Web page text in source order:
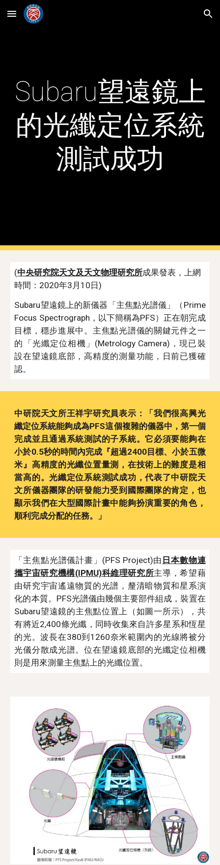
Skip to main content Skip to navigation
Subaru望遠鏡上
的光纖定位系統
測試成功
(中央研究院天文及天文物理研究所成果發表，上網
時間：2020年3月10日)
Subaru望遠鏡上的新儀器「主焦點光譜儀」（Prime
Focus Spectrograph，以下簡稱為PFS）正在朝完成
目標，穩步進展中。主焦點光譜儀的關鍵元件之一
的「光纖定位相機」(Metrology Camera)，現已裝
設在望遠鏡底部，高精度的測量功能，日前已獲確
認。
中研院天文所王祥宇研究員表示：「我們很高興光
纖定位系統能夠成為PFS這個複雜的儀器中，第一個
完成並且通過系統測試的子系統。它必須要能夠在
小於0.5秒的時間內完成『超過2400目標、小於五微
米』高精度的光纖位置量測，在技術上的難度是相
當高的。光纖定位系統測試成功，代表了中研院天
文所儀器團隊的研發能力受到國際團隊的肯定，也
顯示我們在大型國際計畫中能夠扮演重要的角色，
順利完成分配的任務。」
「主焦點光譜儀計畫」(PFS Project)由 日本數物連
攜宇宙研究機構(IPMU)科維理研究所主導，希望藉
由研究宇宙遙遠物質的光譜，釐清暗物質和星系演
化的本質。PFS光譜儀由幾個主要部件組成，裝置在
Subaru望遠鏡的主焦點位置上（如圖一所示），共
有將近2,400條光纖，同時收集來自許多星系和恆星
的光。波長在380到1260奈米範圍內的光線將被分
光儀分散成光譜。位在望遠鏡底部的光纖定位相機
則是用來測量主焦點上的光纖位置。